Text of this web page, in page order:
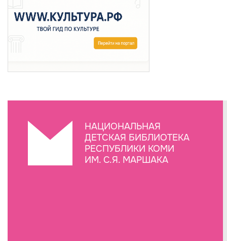
НАЦИОНАЛЬНАЯ
ДЕТСКАЯ БИБЛИОТЕКА
РЕСПУБЛИКИ КОМИ
ИМ. С.Я. МАРШАКА